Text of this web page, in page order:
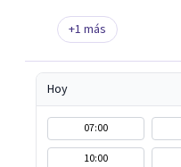
+1 más
Hoy
07:00
10:00